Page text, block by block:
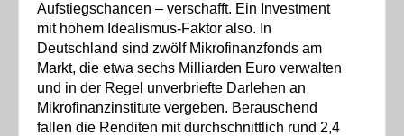
Aufstiegschancen – verschafft. Ein Investment
mit hohem Idealismus-Faktor also. In
Deutschland sind zwölf Mikrofinanzfonds am
Markt, die etwa sechs Milliarden Euro verwalten
und in der Regel unverbriefte Darlehen an
Mikrofinanzinstitute vergeben. Berauschend
fallen die Renditen mit durchschnittlich rund 2,4